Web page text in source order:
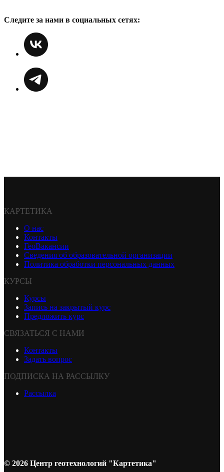
Следите за нами в социальных сетях:
КАРТЕТИКА
О нас
Контакты
ГеоВакансии
Сведения об образовательной организации
Политика обработки персональных данных
КУРСЫ
Курсы
Запись на закрытый курс
Предложить курс
СВЯЗАТЬСЯ С НАМИ
Контакты
Задать вопрос
ПОДПИСКА НА РАССЫЛКУ
Рассылка
© 2026 Центр геотехнологий "Картетика"